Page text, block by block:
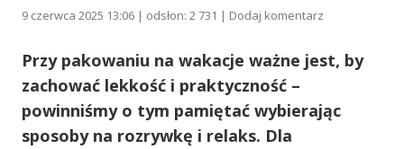
9 czerwca 2025 13:06 | odsłon: 2 731 | Dodaj komentarz
Przy pakowaniu na wakacje ważne jest, by
zachować lekkość i praktyczność –
powinniśmy o tym pamiętać wybierając
sposoby na rozrywkę i relaks. Dla